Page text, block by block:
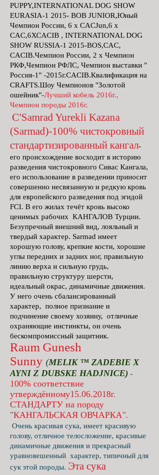
PUPPY,INTERNATIONAL DOG SHOW
EURASIA-1 2015- BOB JUNIOR,Юный
Чемпион России, 6 x CACJun,6 x
CAC,6ХСACIB , INTERNATIONAL DOG
SHOW RUSSIA-1 2015-BOS,CAC,
CACIB.Чемпион России, 2 х Чемпион
РКФ,Чемпион РФЛС, Чемпион выставки "
Россия-1" -2015г.CACIB.Квалификация на
СRAFTS.Шоу Чемпионов "Золотой
ошейник"-Лучший кобель 2016г.,
Чемпион породы 2016г.
C'Samrad Yurekli Kazana
(Sarmad)-100% чистокровный
стандартизированный кангал-
его происхождение восходит в историю
разведения чистокровного Сивас Кангала,
его использование в разведении приносит
совершенно несвязанную и редкую кровь
для европейского разведения под эгидой
FCI. В его жилах течёт кровь высоко
ценимых рабочих КАНГАЛОВ Турции.
Безупречный внешний вид, лояльный и
твердый характер. Sarmad имеет
хорошую голову, крепкие кости, хорошие
углы передних и задних ног, правильную
линию верха и сильную грудь,
правильную структуру шерсти,
идеальный окрас, динамичные движения.
У него очень сбалансированный
характер, полное признание и
подчинение своему хозяину, отличные
охраняющие инстинкты, он очень
бескомпромиссный защитник.
Raum Gunesh
Sunny (MELIK ™ ZADEBIE X
AYNI Z DUBSKE HADJNICE) -
100% соответствие
утверждённому15.06.2018г.
СТАНДАРТУ на породу
"КАНГАЛЬСКАЯ ОВЧАРКА".
Очень красивая сука, имеет красивую
голову, отличное телосложение, красивые
динамичные движения и прекрасный
уравновешенный характер, типичный для
сук этой породы. Эта сука